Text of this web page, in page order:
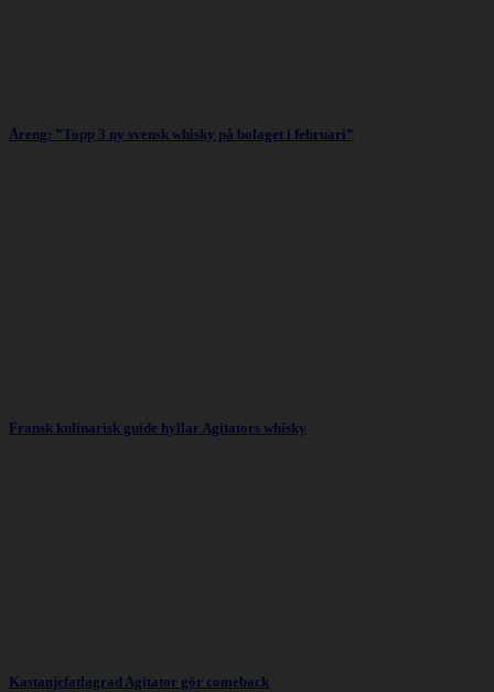
Åreng: ”Topp 3 ny svensk whisky på bolaget i februari”
Fransk kulinarisk guide hyllar Agitators whisky
Kastanjefatlagrad Agitator gör comeback